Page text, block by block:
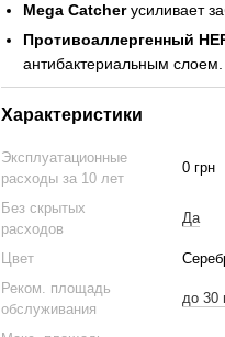
Mega Catcherусиливает
Противоаллергенный
антибактериальным слоем.
Характеристики
Эксплуатационные
расходы за 10 лет
0 грн
Без скрытых
расходов
Да
Цвет
Реком. площадь
обслуживания
до 30